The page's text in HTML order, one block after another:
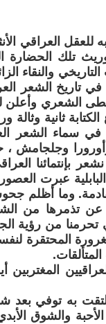
العراقي
تلك
التاريخي والنقاء
تاريخ الشعر
الشعري وأعلن
ثانية
في سماء الشعر
وجلجامش
بإنتمائنا
عبرت
وما أظلم
عن تذمرها من
من رؤية
المحتقرة
المغتربين
به توفي بعد
والشوق